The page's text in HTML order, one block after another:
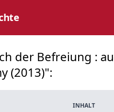
der Befreiung :
(2013)":
INHALT